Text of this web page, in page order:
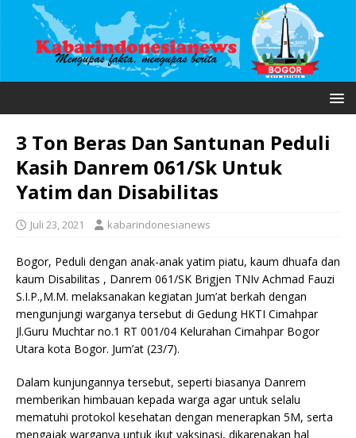
3 Ton Beras Dan Santunan Peduli
Kasih Danrem 061/Sk Untuk
Yatim dan Disabilitas
Juli 23, 2021 kabarindonesianews
Bogor, Peduli dengan anak-anak yatim piatu, kaum dhuafa dan
kaum Disabilitas , Danrem 061/SK Brigjen TNIv Achmad Fauzi
S.I.P.,M.M. melaksanakan kegiatan Jum’at berkah dengan
mengunjungi warganya tersebut di Gedung HKTI Cimahpar
Jl.Guru Muchtar no.1 RT 001/04 Kelurahan Cimahpar Bogor
Utara kota Bogor. Jum’at (23/7).
Dalam kunjungannya tersebut, seperti biasanya Danrem
memberikan himbauan kepada warga agar untuk selalu
mematuhi protokol kesehatan dengan menerapkan 5M, serta
mengajak warganya untuk ikut vaksinasi, dikarenakan hal